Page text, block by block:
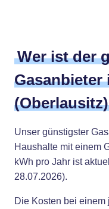
Wer ist der
Gasanbieter
Unser günstigster
Haushalte mit einem
kWh pro Jahr ist
28.07.2026).
Die Kosten bei